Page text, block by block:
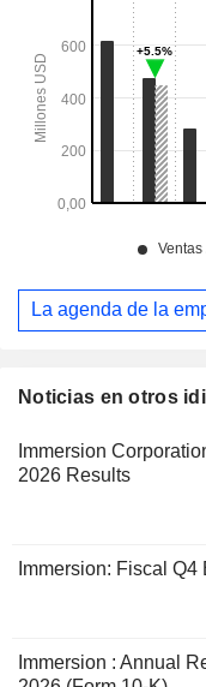
Noticias en otros
Immersion
2026 Results
Immersion: Fiscal
Immersion : Annual
La agenda de la